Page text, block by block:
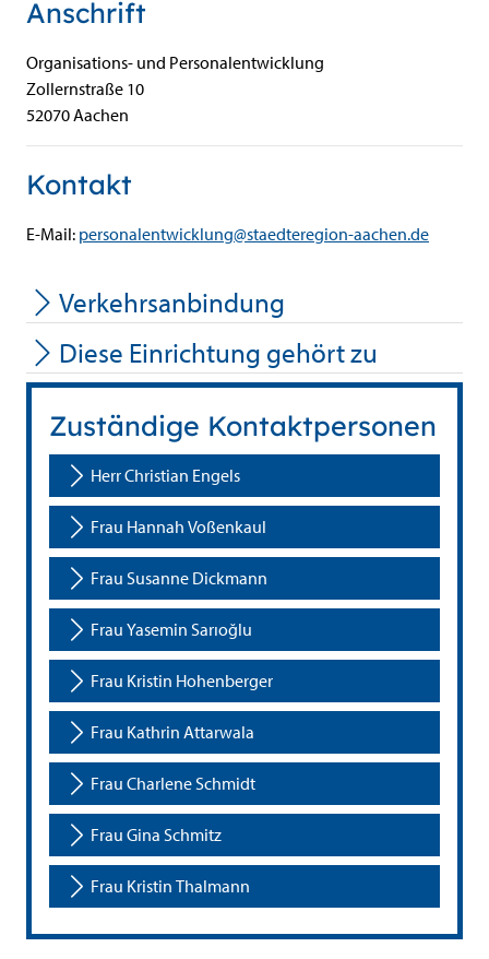
Anschrift
Organisations- und Personalentwicklung
Zollernstraße 10
52070Aachen
Kontakt
E-Mail: personalentwicklung@staedteregion-aachen.de
Verkehrsanbindung
Diese Einrichtung gehört zu
Zuständige Kontaktpersonen
Herr Christian Engels
Frau Hannah Voßenkaul
Frau Susanne Dickmann
Frau Yasemin Sarıoğlu
Frau Kristin Hohenberger
Frau Kathrin Attarwala
Frau Charlene Schmidt
Frau Gina Schmitz
Frau Kristin Thalmann